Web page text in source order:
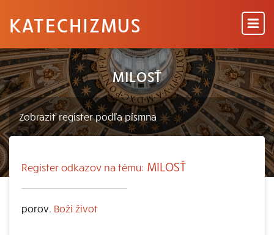
KATECHIZMUS
MILOSŤ
Register odkazov na tému: MILOSŤ
porov. Boží život